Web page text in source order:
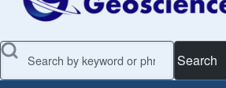
Search